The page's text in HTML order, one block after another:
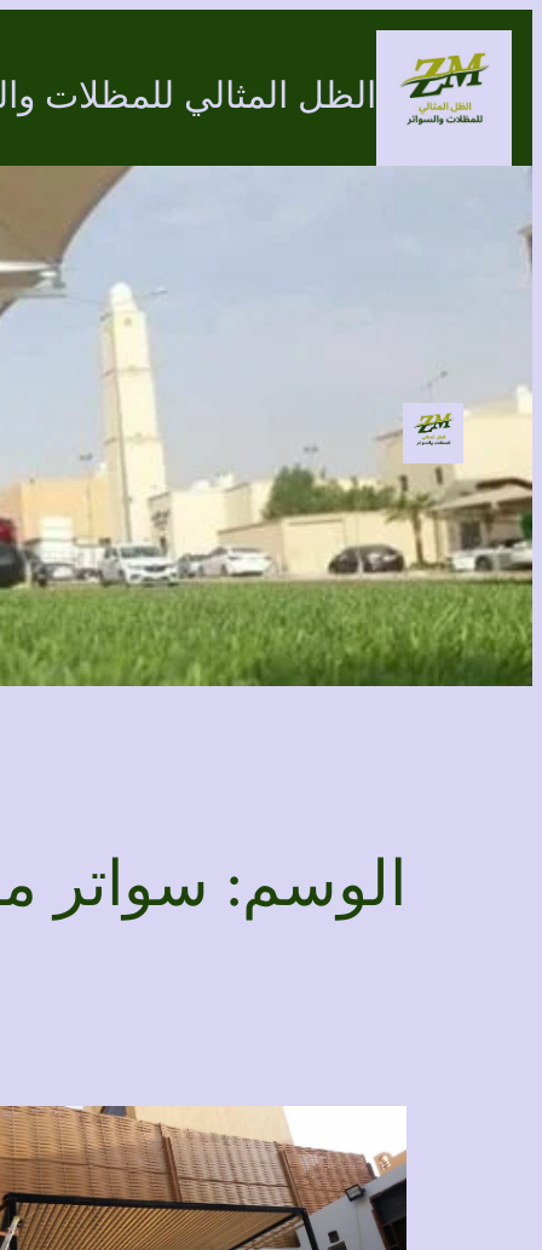
تخطى
المحتوى
الظل المثالي للمظلات
الوسم: سواتر